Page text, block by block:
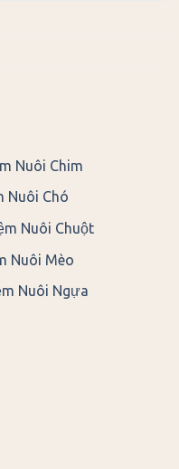
Nuôi Chim
Nuôi Chó
Nuôi Chuột
Nuôi Mèo
Nuôi Ngựa